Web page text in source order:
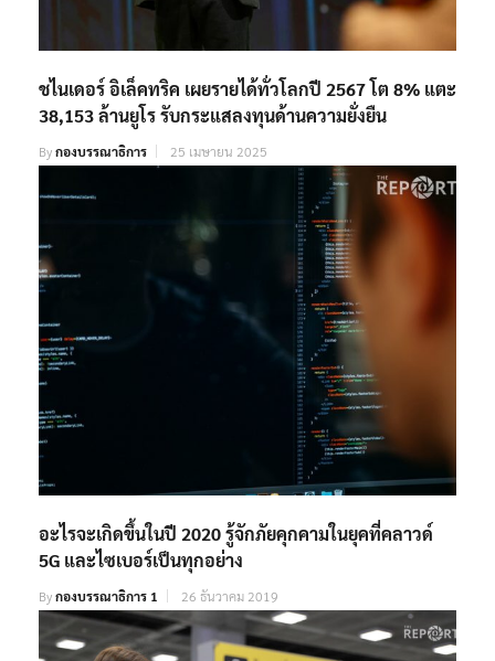
ชไนเดอร์ อิเล็คทริค เผยรายได้ทั่วโลกปี 2567 โต 8% แตะ
38,153 ล้านยูโร รับกระแสลงทุนด้านความยั่งยืน
Byกองบรรณาธิการ 25 เมษายน 2025
อะไรจะเกิดขึ้นในปี 2020 รู้จักภัยคุกคามในยุคที่คลาวด์
5G และไซเบอร์เป็นทุกอย่าง
Byกองบรรณาธิการ 1 26 ธันวาคม 2019